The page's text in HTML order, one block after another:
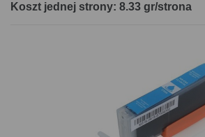
Koszt jednej strony: 8.33 gr/strona